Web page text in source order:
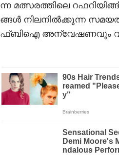
ന്ന മത്സരത്തിലെ
ങ്ങൾ നിലനിൽക്കുന്ന
ഫ്ബിഐ അന്വേഷണവും